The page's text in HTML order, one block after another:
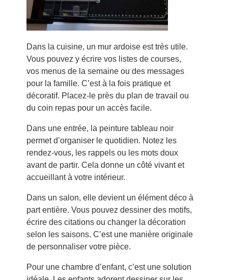
Dans la cuisine, un mur ardoise est très utile.
Vous pouvez y écrire vos listes de courses,
vos menus de la semaine ou des messages
pour la famille. C’est à la fois pratique et
décoratif. Placez-le près du plan de travail ou
du coin repas pour un accès facile.
Dans une entrée, la peinture tableau noir
permet d’organiser le quotidien. Notez les
rendez-vous, les rappels ou les mots doux
avant de partir. Cela donne un côté vivant et
accueillant à votre intérieur.
Dans un salon, elle devient un élément déco à
part entière. Vous pouvez dessiner des motifs,
écrire des citations ou changer la décoration
selon les saisons. C’est une manière originale
de personnaliser votre pièce.
Pour une chambre d’enfant, c’est une solution